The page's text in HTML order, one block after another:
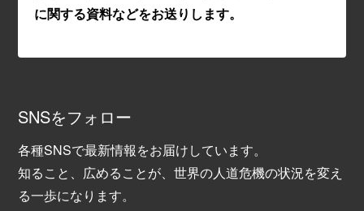
に関する資料などをお送りします。
SNSをフォロー
各種SNSで最新情報をお届けしています。
知ること、広めることが、世界の人道危機の状況を変え
る一歩になります。